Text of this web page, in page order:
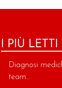
I PIÙ LETTI
Diagnosi
team...